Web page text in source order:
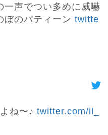
一声でつい多めに威嚇
ぼのパティーン twitte
ね〜♪ twitter.com/il_